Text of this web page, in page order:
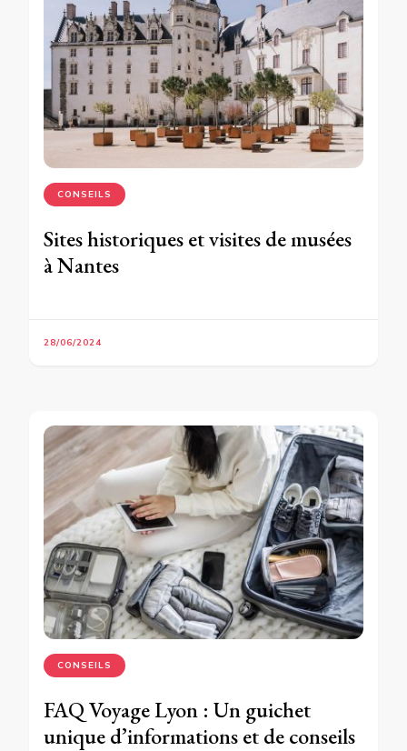
CONSEILS
Sites historiques et visites de musées
à Nantes
28/06/2024
CONSEILS
FAQ Voyage Lyon : Un guichet
unique d’informations et de conseils